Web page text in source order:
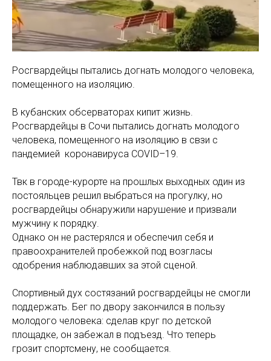
Росгвардейцы пытались догнать молодого человека,
помещенного на изоляцию.
В кубанских обсерваторах кипит жизнь.
Росгвардейцы в Сочи пытались догнать молодого
человека, помещенного на изоляцию в свзи с
пандемией коронавируса СOVID–19.
Твк в городе-курорте на прошлых выходных один из
постояльцев решил выбраться на прогулку, но
росгвардейцы обнаружили нарушение и призвали
мужчину к порядку.
Однако он не растерялся и обеспечил себя и
правоохранителей пробежкой под возгласы
одобрения наблюдавших за этой сценой.
Спортивный дух состязаний росгвардейцы не смогли
поддержать. Бег по двору закончился в пользу
молодого человека: сделав круг по детской
площадке, он забежал в подъезд. Что теперь
грозит спортсмену, не сообщается.